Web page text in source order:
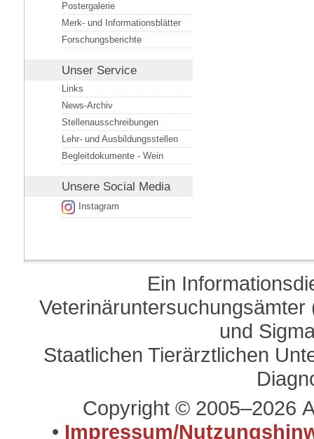
Postergalerie
Merk- und Informationsblätter
Forschungsberichte
Unser Service
Links
News-Archiv
Stellenausschreibungen
Lehr- und Ausbildungsstellen
Begleitdokumente - Wein
Unsere Social Media
Instagram
Ein
und
Staatlichen Tierärztlichen
Copyright © 2005–2026
• Impressum/